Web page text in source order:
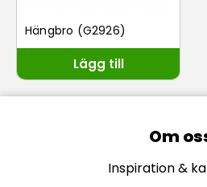
Hängbro (G2926)
Lägg till
Om
Inspiration &